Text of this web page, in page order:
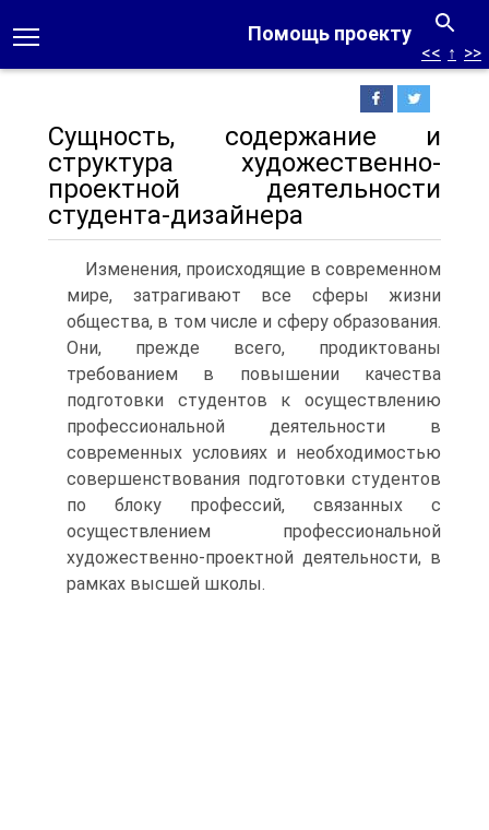
Помощь проекту
<< ↑ >>
Сущность, содержание и
структура художественно-
проектной деятельности
студента-дизайнера
Изменения, происходящие в современном
мире, затрагивают все сферы жизни
общества, в том числе и сферу образования.
Они, прежде всего, продиктованы
требованием в повышении качества
подготовки студентов к осуществлению
профессиональной деятельности в
современных условиях и необходимостью
совершенствования подготовки студентов
по блоку профессий, связанных с
осуществлением профессиональной
художественно-проектной деятельности, в
рамках высшей школы.